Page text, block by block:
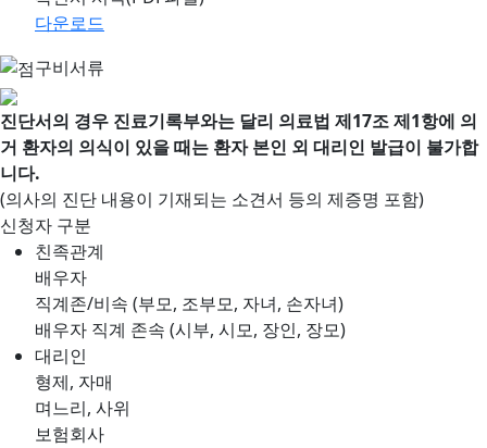
다운로드
구비서류
진단서의 경우 진료기록부와는 달리 의료법 제17조 제1항에 의
거 환자의 의식이 있을 때는 환자 본인 외 대리인 발급이 불가합
니다.
(의사의 진단 내용이 기재되는 소견서 등의 제증명 포함)
신청자 구분
친족관계
배우자
직계존/비속 (부모, 조부모, 자녀, 손자녀)
배우자 직계 존속 (시부, 시모, 장인, 장모)
대리인
형제, 자매
며느리, 사위
보험회사